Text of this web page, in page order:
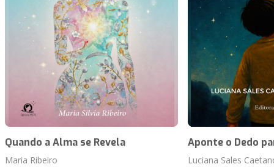
Quando a Alma se Revela
Maria Ribeiro
Aponte o Dedo
Luciana Sales